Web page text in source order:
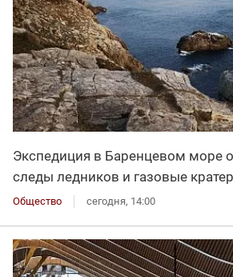
Экспедиция в Баренцевом море
следы ледников и газовые
Общество сегодня, 14:00